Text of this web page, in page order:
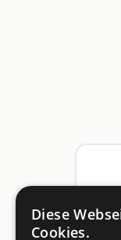
Diese
Cookies.